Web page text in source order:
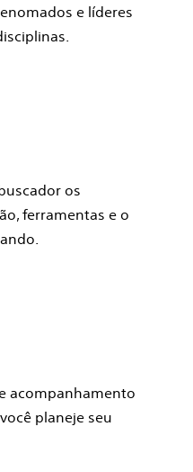
e líderes
os
ferramentas e o
acompanhamento
planeje seu